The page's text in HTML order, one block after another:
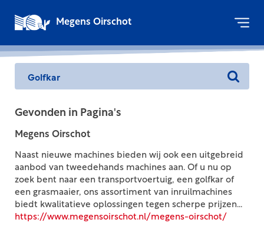
Megens Oirschot
Gevonden in Pagina's
Megens Oirschot
Naast nieuwe machines bieden wij ook een uitgebreid
aanbod van tweedehands machines aan. Of u nu op
zoek bent naar een transportvoertuig, een golfkar of
een grasmaaier, ons assortiment van inruilmachines
biedt kwalitatieve oplossingen tegen scherpe prijzen...
https://www.megensoirschot.nl/megens-oirschot/